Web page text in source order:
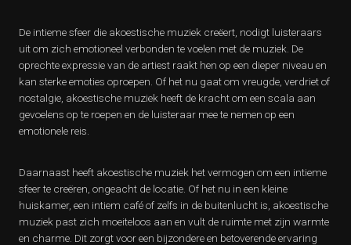
De intieme sfeer die akoestische muziek creëert, nodigt luisteraars
uit om zich emotioneel verbonden te voelen met de muziek. De
oprechte expressie van de artiest raakt hen op een dieper niveau en
kan sterke emoties oproepen. Of het nu gaat om vreugde, verdriet of
nostalgie, akoestische muziek heeft de kracht om een scala aan
gevoelens op te roepen en de luisteraar mee te nemen op een
emotionele reis.
Daarnaast heeft akoestische muziek het vermogen om een intieme
sfeer te creëren, ongeacht de locatie. Of het nu in een kleine
huiskamer, een intiem café of zelfs in de buitenlucht is, akoestische
muziek past zich moeiteloos aan en vult de ruimte met zijn warmte
en charme. Dit zorgt voor een bijzondere en betoverende ervaring